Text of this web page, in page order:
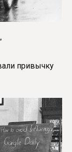
привычку